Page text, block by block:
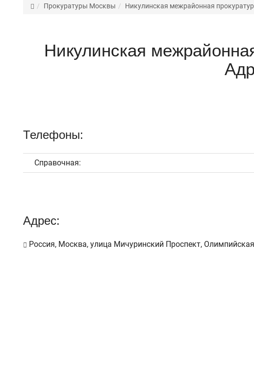
Адвокат
Прокуратуры Москвы Никулинская межрайонная
Никулинская
Телефоны:
Справочная:
Адрес:
Россия, Москва, улица Мичуринский Проспект,